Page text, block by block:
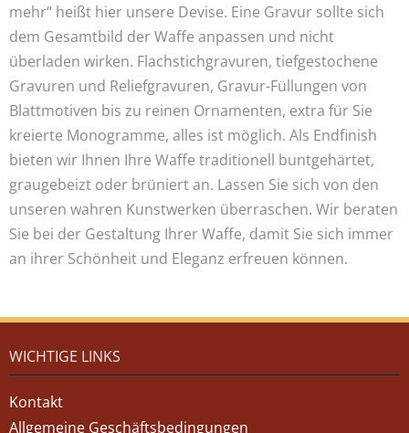
mehr“ heißt hier unsere Devise. Eine Gravur sollte sich
dem Gesamtbild der Waffe anpassen und nicht
überladen wirken. Flachstichgravuren, tiefgestochene
Gravuren und Reliefgravuren, Gravur-Füllungen von
Blattmotiven bis zu reinen Ornamenten, extra für Sie
kreierte Monogramme, alles ist möglich. Als Endfinish
bieten wir Ihnen Ihre Waffe traditionell buntgehärtet,
graugebeizt oder brüniert an. Lassen Sie sich von den
unseren wahren Kunstwerken überraschen. Wir beraten
Sie bei der Gestaltung Ihrer Waffe, damit Sie sich immer
an ihrer Schönheit und Eleganz erfreuen können.
WICHTIGE LINKS
Kontakt
Allgemeine Geschäftsbedingungen